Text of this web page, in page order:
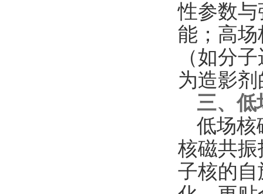
性参数
能；高
（如分
为造影
三、低
低场核
核磁共
子核的